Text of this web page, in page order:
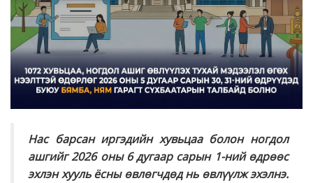
Нас барсан иргэдийн хувьцаа болон ногдол
ашгийг 2026 оны 6 дугаар сарын 1-ний өдрөөс
эхлэн хууль ёсны өвлөгчдөд нь өвлүүлж эхэлнэ.